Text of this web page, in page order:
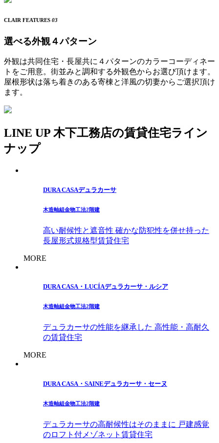
CLAIR FEATURES 03
選べる外観４パターン
外観は共同住宅・長屋共に４パターンのカラーコーディネー
トをご用意。街並みと調和する外観色からお選び頂けます。
屋根形状は落ち着きのある寄棟と洋風の切妻からご選択頂け
ます。
LINE UP 木下工務店の賃貸住宅ライン
ナップ
DURA CASAデュラカーサ
木造軸組金物工法2階建
高い耐候性と遮音性 確かな防犯性を併せ持った
長屋形式規格型賃貸住宅
MORE
DURA CASA・LUCÍAデュラカーサ・ルシア
木造軸組金物工法2階建
デュラカーサの性能を継承した 高性能・高耐久
の賃貸住宅
MORE
DURA CASA・SAINEデュラカーサ・セーヌ
木造軸組金物工法2階建
デュラカーサの高耐候性はそのままに 戸建感覚
のロフト付メゾネット賃貸住宅